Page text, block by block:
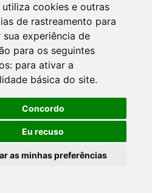
utiliza cookies e outras
de rastreamento para
sua experiência de
para os seguintes
para ativar a
básica do site.
Concordo
Eu recuso
as minhas preferências